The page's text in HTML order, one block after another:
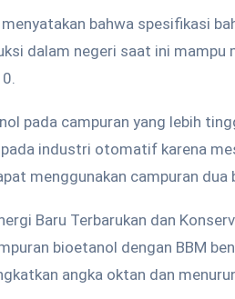
bahwa spesifikasi
dalam negeri saat ini
pada campuran yang lebih
industri otomatif karena
menggunakan campuran dua
Baru Terbarukan dan
bioetanol dengan BBM
angka oktan dan